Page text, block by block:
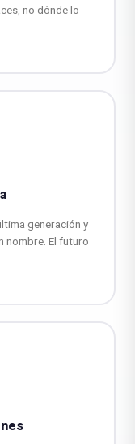
no dónde lo
generación y
nombre. El futuro